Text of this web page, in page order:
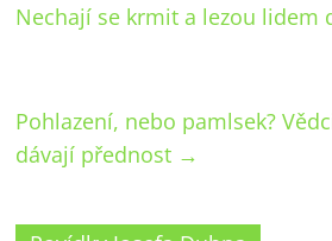
Nechají se krmit a lezou lidem
Pohlazení, nebo pamlsek?
dávají přednost →